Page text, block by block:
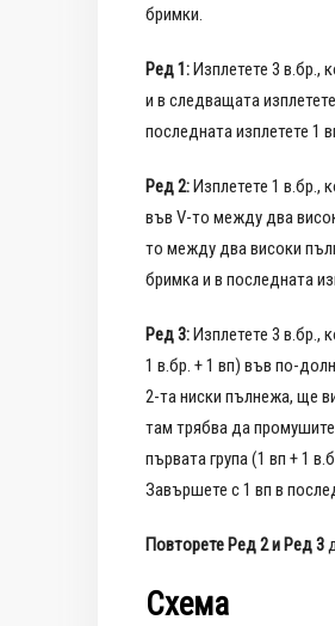
бримки.
Ред 1:Изплетете 3 в.бр.,
и в следващата
последната изплетете 1
Ред 2:Изплетете 1 в.бр.,
във V-то между два
то между два високи
бримка и в последната
Ред 3:Изплетете 3 в.бр.,
1 в.бр. + 1 вп) във по-
2-та ниски пълнежа, ще
там трябва да
първата група (1 вп + 1
Завършете с 1 вп в
Повторете Ред 2 и Ред 3
Схема